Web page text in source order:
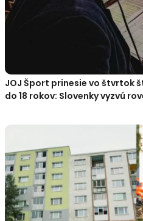
JOJ Šport prinesie vo štvrtok
do 18 rokov: Slovenky vyzvú